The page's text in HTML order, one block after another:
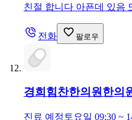
친절 합니다 아픈데 있음
전화 팔로우
경희힘찬한의원한의
진료 예정 토요일 09:30 ~